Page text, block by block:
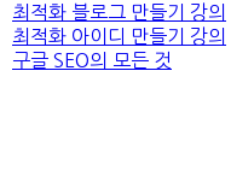
최적화 블로그 만들기 강의
최적화 아이디 만들기 강의
구글 SEO의 모든 것